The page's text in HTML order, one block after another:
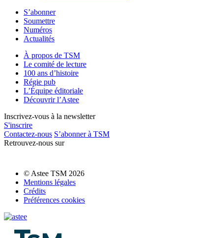
S’abonner
Soumettre
Numéros
Actualités
À propos de TSM
Le comité de lecture
100 ans d’histoire
Régie pub
L’Équipe éditoriale
Découvrir l’Astee
Inscrivez-vous à la newsletter
S'inscrire
Contactez-nous S’abonner à TSM
Retrouvez-nous sur
© Astee TSM 2026
Mentions légales
Crédits
Préférences cookies